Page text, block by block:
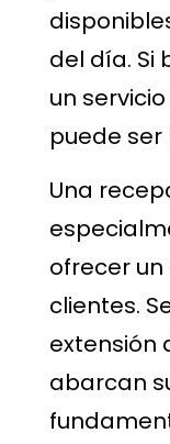
del día. Si
un
puede ser
Una
ofrecer
clientes.
extensión
abarcan